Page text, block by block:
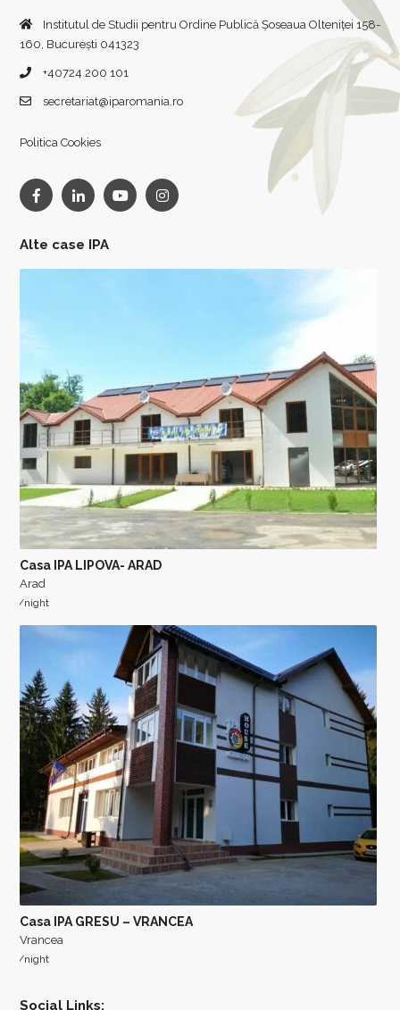
Institutul de Studii pentru Ordine Publică Șoseaua Olteniței 158-
160, București 041323
+40724 200 101
secretariat@iparomania.ro
Politica Cookies
Alte case IPA
Casa IPA LIPOVA- ARAD
Arad
/night
Casa IPA GRESU – VRANCEA
Vrancea
/night
Social Links: